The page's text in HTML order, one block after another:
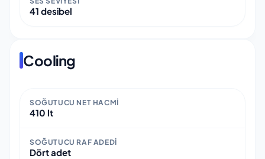
41 desibel
Cooling
SOĞUTUCU NET HACMI
410 lt
SOĞUTUCU RAF ADEDI
Dört adet